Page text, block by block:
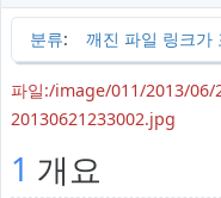
분류: 깨진 파일 링크가
파일:/image/011/2013/06/
20130621233002.jpg
1 개요